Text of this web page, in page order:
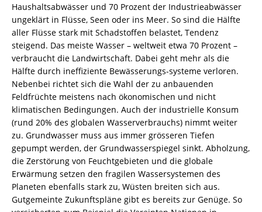
Haushaltsabwässer und 70 Prozent der Industrieabwässer
ungeklärt in Flüsse, Seen oder ins Meer. So sind die Hälfte
aller Flüsse stark mit Schadstoffen belastet, Tendenz
steigend. Das meiste Wasser – weltweit etwa 70 Prozent –
verbraucht die Landwirtschaft. Dabei geht mehr als die
Hälfte durch ineffiziente Bewässerungs-systeme verloren.
Nebenbei richtet sich die Wahl der zu anbauenden
Feldfrüchte meistens nach ökonomischen und nicht
klimatischen Bedingungen. Auch der industrielle Konsum
(rund 20% des globalen Wasserverbrauchs) nimmt weiter
zu. Grundwasser muss aus immer grösseren Tiefen
gepumpt werden, der Grundwasserspiegel sinkt. Abholzung,
die Zerstörung von Feuchtgebieten und die globale
Erwärmung setzen den fragilen Wassersystemen des
Planeten ebenfalls stark zu, Wüsten breiten sich aus.
Gutgemeinte Zukunftspläne gibt es bereits zur Genüge. So